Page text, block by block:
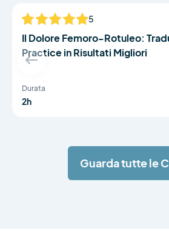
5
Il Dolore Femoro-Rotuleo:
Practice in Risultati Migliori
Durata
2h
Guarda tutte le